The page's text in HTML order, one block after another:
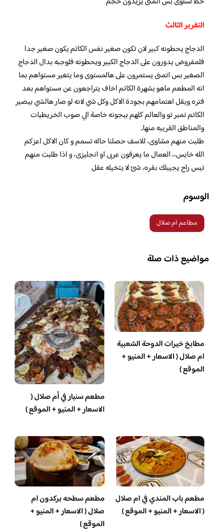
التقرير الثالث
الدجاج يحطونه كبير لان تكون صغير نفس الكاتم يكون صغير جدا
فلمفروض يدورون على الدجاج الكبير ويحطونه فلوجبه بدال الدجاج
الصغير بس اتمنى يستمرون على هالمستوى وما يتغير مستواهم بما
انه المطعم ماهو بشهرة الكاتم اخاف يتراجعون عن مستواهم بعد
فتره ويقل اهتمامهم بجودة الاكل وكل شي لانه لو صار هالشي بيصير
الكاتم نمبر تو والعالم كلهم بيجونه خاصة الي صوب الخريطيات
والمناطق القريبه منها..
طلبت منهم مشاوى، للاسف حصلنا حاله تسمم و كان الاكل اعزكم
الله خايس،، العمال ما يعرفون عربى او انجليزى، و اذا طلبت منهم
تيس راح يجيبلك بقره، شئ لا يتخيله عقل
الوسوم
مطاعم ام صلال
مواضيع ذات صلة
مطابخ خيرات الدوحة الشعبية
ام صلال ( الاسعار + المنيو +
الموقع )
مطعم سنيار في أم صلال (
الاسعار + المنيو + الموقع )
مطعم باب المندي في ام صلال
( الاسعار + المنيو + الموقع )
مطعم سطحه بركدون ام
صلال ( الاسعار + المنيو +
الموقع )